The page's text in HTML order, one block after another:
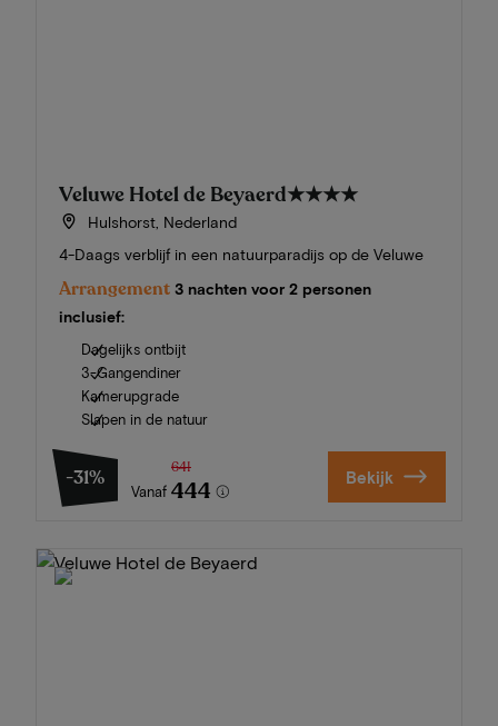
Veluwe Hotel de Beyaerd★★★★
Hulshorst, Nederland
4-Daags verblijf in een natuurparadijs op de Veluwe
Arrangement 3 nachten voor 2 personen
inclusief:
Dagelijks ontbijt
3-Gangendiner
Kamerupgrade
Slapen in de natuur
-31%
Vanaf
641
444 Bekijk